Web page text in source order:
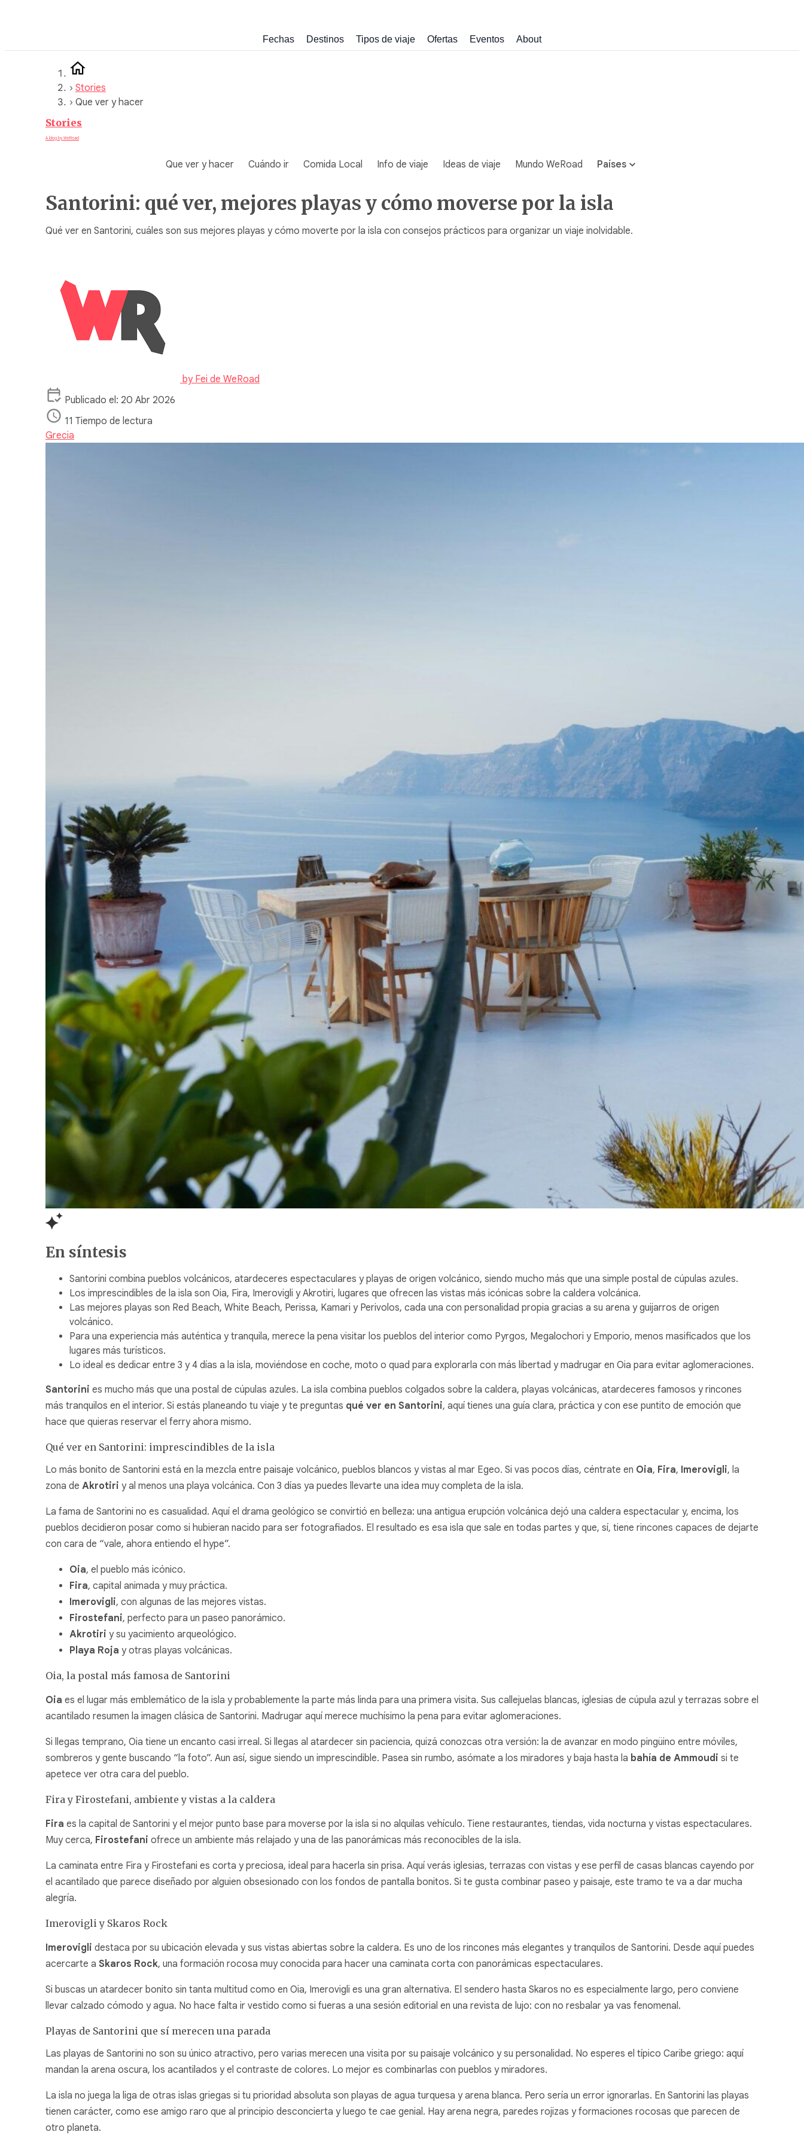
Fechas Destinos Tipos de viaje Ofertas Eventos About
› Stories
› Que ver y hacer
Stories
A blog by WeRoad
Que ver y hacer Cuándo ir Comida Local Info de viaje Ideas de viaje Mundo WeRoad Países
Santorini: qué ver, mejores playas y cómo moverse por la isla
Qué ver en Santorini, cuáles son sus mejores playas y cómo moverte por la isla con consejos prácticos para organizar un viaje inolvidable.
by Fei de WeRoad
Publicado el: 20 Abr 2026
11 Tiempo de lectura
Grecia
En síntesis
Santorini combina pueblos volcánicos, atardeceres espectaculares y playas de origen volcánico, siendo mucho más que una simple postal de cúpulas azules.
Los imprescindibles de la isla son Oia, Fira, Imerovigli y Akrotiri, lugares que ofrecen las vistas más icónicas sobre la caldera volcánica.
Las mejores playas son Red Beach, White Beach, Perissa, Kamari y Perivolos, cada una con personalidad propia gracias a su arena y guijarros de origen
volcánico.
Para una experiencia más auténtica y tranquila, merece la pena visitar los pueblos del interior como Pyrgos, Megalochori y Emporio, menos masificados que los
lugares más turísticos.
Lo ideal es dedicar entre 3 y 4 días a la isla, moviéndose en coche, moto o quad para explorarla con más libertad y madrugar en Oia para evitar aglomeraciones.
Santorini es mucho más que una postal de cúpulas azules. La isla combina pueblos colgados sobre la caldera, playas volcánicas, atardeceres famosos y rincones
más tranquilos en el interior. Si estás planeando tu viaje y te preguntas qué ver en Santorini, aquí tienes una guía clara, práctica y con ese puntito de emoción que
hace que quieras reservar el ferry ahora mismo.
Qué ver en Santorini: imprescindibles de la isla
Lo más bonito de Santorini está en la mezcla entre paisaje volcánico, pueblos blancos y vistas al mar Egeo. Si vas pocos días, céntrate en Oia, Fira, Imerovigli, la
zona de Akrotiri y al menos una playa volcánica. Con 3 días ya puedes llevarte una idea muy completa de la isla.
La fama de Santorini no es casualidad. Aquí el drama geológico se convirtió en belleza: una antigua erupción volcánica dejó una caldera espectacular y, encima, los
pueblos decidieron posar como si hubieran nacido para ser fotografiados. El resultado es esa isla que sale en todas partes y que, sí, tiene rincones capaces de dejarte
con cara de “vale, ahora entiendo el hype”.
Oia, el pueblo más icónico.
Fira, capital animada y muy práctica.
Imerovigli, con algunas de las mejores vistas.
Firostefani, perfecto para un paseo panorámico.
Akrotiri y su yacimiento arqueológico.
Playa Roja y otras playas volcánicas.
Oia, la postal más famosa de Santorini
Oia es el lugar más emblemático de la isla y probablemente la parte más linda para una primera visita. Sus callejuelas blancas, iglesias de cúpula azul y terrazas sobre el
acantilado resumen la imagen clásica de Santorini. Madrugar aquí merece muchísimo la pena para evitar aglomeraciones.
Si llegas temprano, Oia tiene un encanto casi irreal. Si llegas al atardecer sin paciencia, quizá conozcas otra versión: la de avanzar en modo pingüino entre móviles,
sombreros y gente buscando “la foto”. Aun así, sigue siendo un imprescindible. Pasea sin rumbo, asómate a los miradores y baja hasta la bahía de Ammoudi si te
apetece ver otra cara del pueblo.
Fira y Firostefani, ambiente y vistas a la caldera
Fira es la capital de Santorini y el mejor punto base para moverse por la isla si no alquilas vehículo. Tiene restaurantes, tiendas, vida nocturna y vistas espectaculares.
Muy cerca, Firostefani ofrece un ambiente más relajado y una de las panorámicas más reconocibles de la isla.
La caminata entre Fira y Firostefani es corta y preciosa, ideal para hacerla sin prisa. Aquí verás iglesias, terrazas con vistas y ese perfil de casas blancas cayendo por
el acantilado que parece diseñado por alguien obsesionado con los fondos de pantalla bonitos. Si te gusta combinar paseo y paisaje, este tramo te va a dar mucha
alegría.
Imerovigli y Skaros Rock
Imerovigli destaca por su ubicación elevada y sus vistas abiertas sobre la caldera. Es uno de los rincones más elegantes y tranquilos de Santorini. Desde aquí puedes
acercarte a Skaros Rock, una formación rocosa muy conocida para hacer una caminata corta con panorámicas espectaculares.
Si buscas un atardecer bonito sin tanta multitud como en Oia, Imerovigli es una gran alternativa. El sendero hasta Skaros no es especialmente largo, pero conviene
llevar calzado cómodo y agua. No hace falta ir vestido como si fueras a una sesión editorial en una revista de lujo: con no resbalar ya vas fenomenal.
Playas de Santorini que sí merecen una parada
Las playas de Santorini no son su único atractivo, pero varias merecen una visita por su paisaje volcánico y su personalidad. No esperes el típico Caribe griego: aquí
mandan la arena oscura, los acantilados y el contraste de colores. Lo mejor es combinarlas con pueblos y miradores.
La isla no juega la liga de otras islas griegas si tu prioridad absoluta son playas de agua turquesa y arena blanca. Pero sería un error ignorarlas. En Santorini las playas
tienen carácter, como ese amigo raro que al principio desconcierta y luego te cae genial. Hay arena negra, paredes rojizas y formaciones rocosas que parecen de
otro planeta.